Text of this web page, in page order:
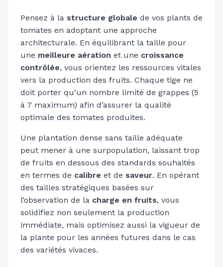
Pensez à la structure globale de vos plants de
tomates en adoptant une approche
architecturale. En équilibrant la taille pour
une meilleure aération et une croissance
contrôlée, vous orientez les ressources vitales
vers la production des fruits. Chaque tige ne
doit porter qu’un nombre limité de grappes (5
à 7 maximum) afin d’assurer la qualité
optimale des tomates produites.
Une plantation dense sans taille adéquate
peut mener à une surpopulation, laissant trop
de fruits en dessous des standards souhaités
en termes de calibre et de saveur. En opérant
des tailles stratégiques basées sur
l’observation de la charge en fruits, vous
solidifiez non seulement la production
immédiate, mais optimisez aussi la vigueur de
la plante pour les années futures dans le cas
des variétés vivaces.